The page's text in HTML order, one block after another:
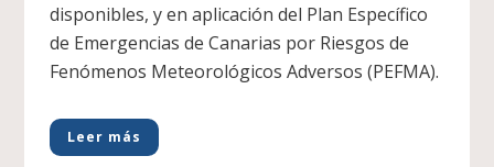
disponibles, y en aplicación del Plan Específico
de Emergencias de Canarias por Riesgos de
Fenómenos Meteorológicos Adversos (PEFMA).
Leer más